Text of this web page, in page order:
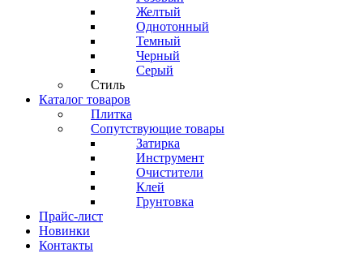
Желтый
Однотонный
Темный
Черный
Серый
Стиль
Каталог товаров
Плитка
Сопутствующие товары
Затирка
Инструмент
Очистители
Клей
Грунтовка
Прайс-лист
Новинки
Контакты